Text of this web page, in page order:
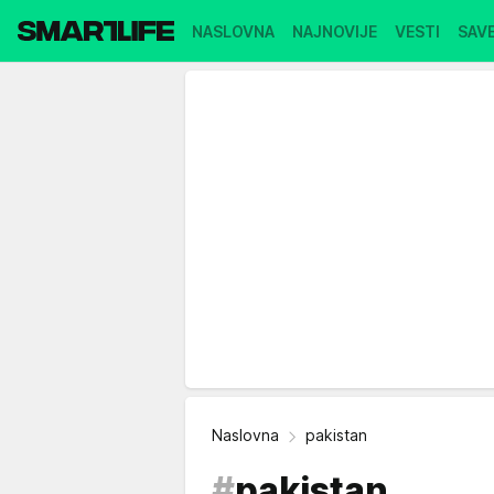
NASLOVNA NAJNOVIJE VESTI
Naslovna pakistan